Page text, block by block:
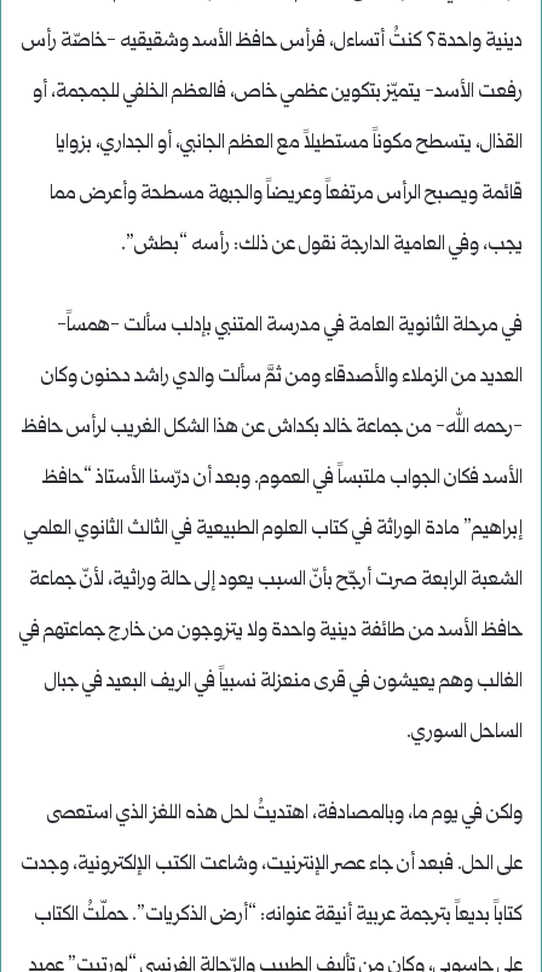
دينية واحدة؟ كنتُ أتساءل، فرأس حافظ الأسد وشقيقيه -خاصّة رأس
رفعت الأسد- يتميّز بتكوين عظمي خاص، فالعظم الخلفي للجمجمة، أو
القذال، يتسطح مكوناً مستطيلاً مع العظم الجانبي، أو الجداري، بزوايا
قائمة ويصبح الرأس مرتفعاً وعريضاً والجبهة مسطحة وأعرض مما
يجب، وفي العامية الدارجة نقول عن ذلك: رأسه “بطش”.
في مرحلة الثانوية العامة في مدرسة المتنبي بإدلب سألت -همساً-
العديد من الزملاء والأصدقاء ومن ثمَّ سألت والدي راشد دحنون وكان
-رحمه الله- من جماعة خالد بكداش عن هذا الشكل الغريب لرأس حافظ
الأسد فكان الجواب ملتبساً في العموم. وبعد أن درّسنا الأستاذ “حافظ
إبراهيم” مادة الوراثة في كتاب العلوم الطبيعية في الثالث الثانوي العلمي
الشعبة الرابعة صرت أرجّح بأنّ السبب يعود إلى حالة وراثية، لأنّ جماعة
حافظ الأسد من طائفة دينية واحدة ولا يتزوجون من خارج جماعتهم في
الغالب وهم يعيشون في قرى منعزلة نسبياً في الريف البعيد في جبال
الساحل السوري.
ولكن في يوم ما، وبالمصادفة، اهتديتُ لحل هذه اللغز الذي استعصى
على الحل. فبعد أن جاء عصر الإنترنيت، وشاعت الكتب الإلكترونية، وجدت
كتاباً بديعاً بترجمة عربية أنيقة عنوانه: “أرض الذكريات”. حملّتُ الكتاب
على حاسوبي، وكان من تأليف الطبيب والرّحالة الفرنسي “لورتيت” عميد